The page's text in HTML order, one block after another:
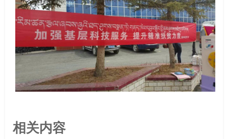
相关内容